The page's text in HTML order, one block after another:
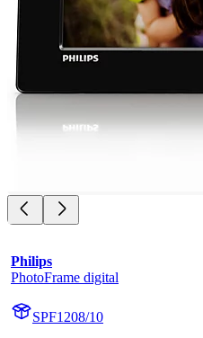
Philips
PhotoFrame digital
SPF1208/10